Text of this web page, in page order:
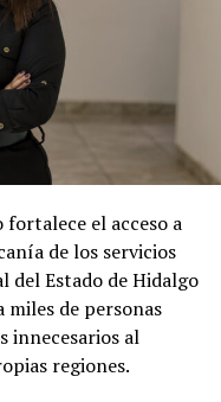
fortalece el acceso a
de los servicios
del Estado de Hidalgo
miles de personas
innecesarios al
regiones.